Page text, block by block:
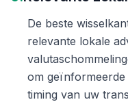
De beste
relevante lokale
om geïnformeerde
timing van uw